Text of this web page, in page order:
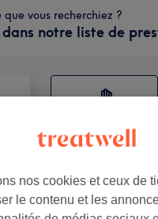
vous recherchiez ?
dans notre liste de
être LE DOUX (1 ) à
nos cookies et ceux de
le contenu et les